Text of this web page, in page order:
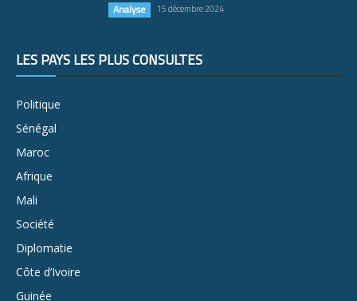
Analyse 15 décembre 2024
LES PAYS LES PLUS CONSULTÉS
Politique
Sénégal
Maroc
Afrique
Mali
Société
Diplomatie
Côte d’Ivoire
Guinée